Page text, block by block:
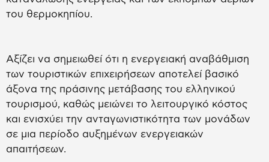
του θερμοκηπίου.
Αξίζει να σημειωθεί ότι η ενεργειακή αναβάθμιση
των τουριστικών επιχειρήσεων αποτελεί βασικό
άξονα της πράσινης μετάβασης του ελληνικού
τουρισμού, καθώς μειώνει το λειτουργικό κόστος
και ενισχύει την ανταγωνιστικότητα των μονάδων
σε μια περίοδο αυξημένων ενεργειακών
απαιτήσεων.